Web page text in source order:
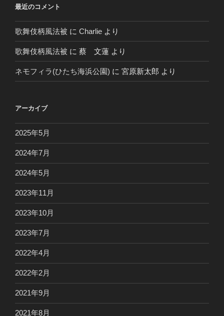
最近のコメント
歌舞伎柄風法被 に Charlie より
歌舞伎柄風法被 に 蔡 文蓮 より
ネモフィラ(ひたち海浜公園) に 宮原新太郎 より
アーカイブ
2025年5月
2024年7月
2024年5月
2023年11月
2023年10月
2023年7月
2022年4月
2022年2月
2021年9月
2021年8月